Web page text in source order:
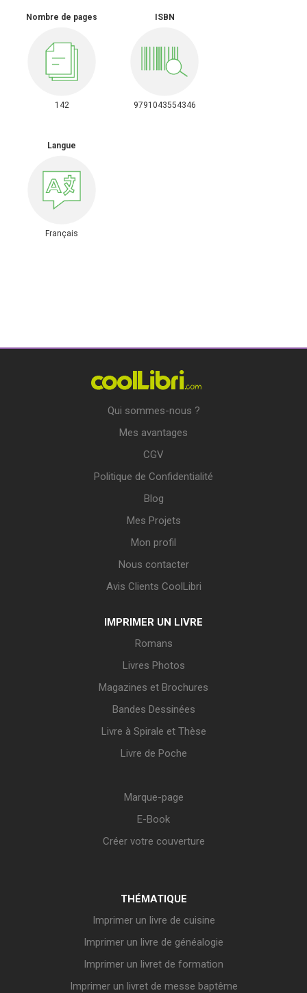
Nombre de pages
142
ISBN
9791043554346
Langue
Français
Qui sommes-nous ?
Mes avantages
CGV
Politique de Confidentialité
Blog
Mes Projets
Mon profil
Nous contacter
Avis Clients CoolLibri
IMPRIMER UN LIVRE
Romans
Livres Photos
Magazines et Brochures
Bandes Dessinées
Livre à Spirale et Thèse
Livre de Poche
Marque-page
E-Book
Créer votre couverture
THÉMATIQUE
Imprimer un livre de cuisine
Imprimer un livre de généalogie
Imprimer un livret de formation
Imprimer un livret de messe baptême